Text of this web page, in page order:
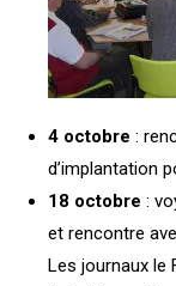
4 octobre :
d’implantation
18 octobre :
et rencontre
Les journaux le